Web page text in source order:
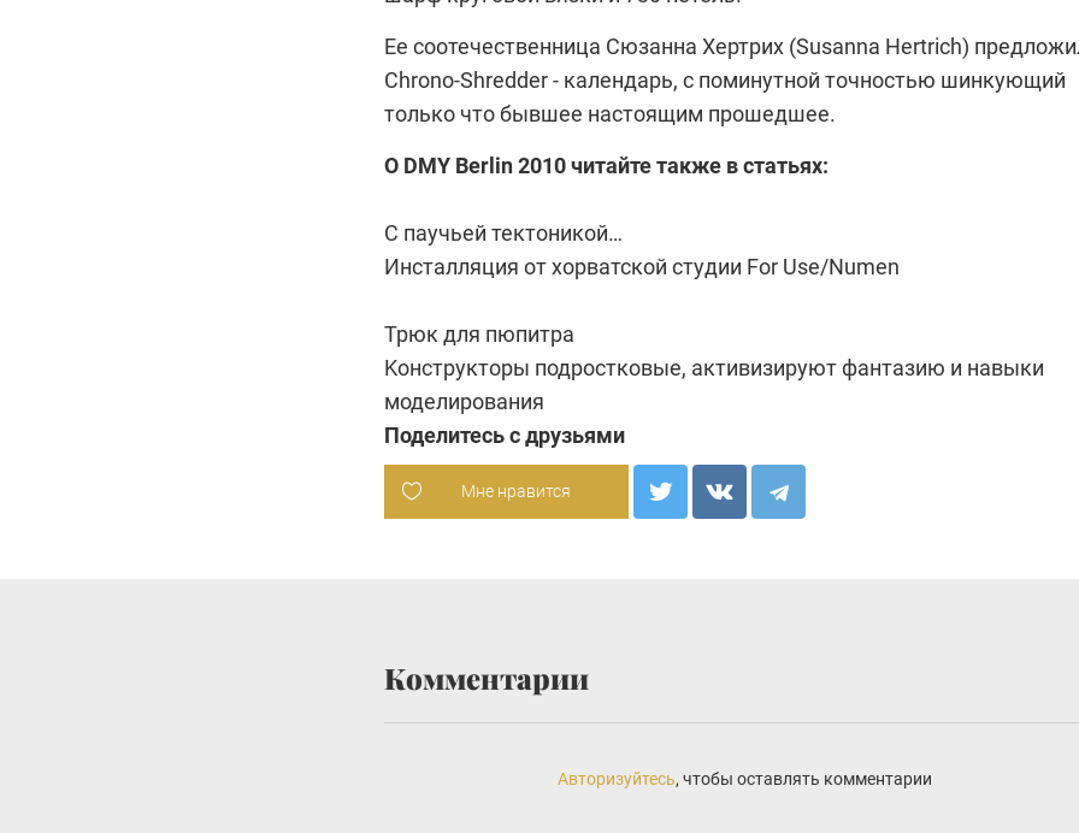
Ее соотечественница Сюзанна Хертриx (Susanna Hertrich)
Chrono-Shredder - календарь, с поминутной точностью шинкующий
только что бывшее настоящим прошедшее.
О DMY Berlin 2010 читайте также в статьях:
С паучьей тектоникой…
Инсталляция от хорватской студии For Use/Numen
Трюк для пюпитра
Kонструкторы подростковые, активизируют фантазию и навыки
моделирования
Поделитесь с друзьями
Мне нравится
Комментарии
Авторизуйтесь, чтобы оставлять комментарии